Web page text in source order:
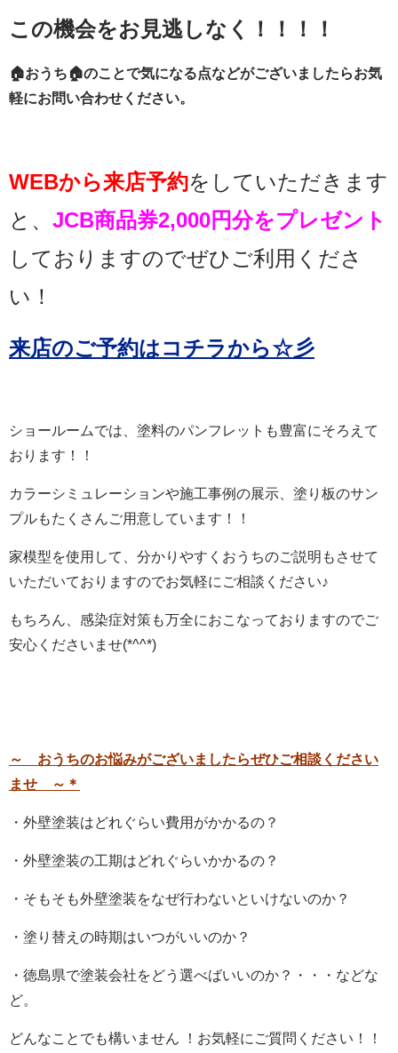
この機会をお見逃しなく！！！！
🏠おうち🏠のことで気になる点などがございましたらお気
軽にお問い合わせください。
WEBから来店予約をしていただきます
と、 JCB商品券2,000円分をプレゼント
しておりますのでぜひご利用くださ
い！
来店のご予約はコチラから☆彡
ショールームでは、塗料のパンフレットも豊富にそろえて
おります！！
カラーシミュレーションや施工事例の展示、塗り板のサン
プルもたくさんご用意しています！！
家模型を使用して、分かりやすくおうちのご説明もさせて
いただいておりますのでお気軽にご相談ください♪
もちろん、感染症対策も万全におこなっておりますのでご
安心くださいませ(*^^*)
～ おうちのお悩みがございましたらぜひご相談ください
ませ ～＊
・外壁塗装はどれぐらい費用がかかるの？
・外壁塗装の工期はどれぐらいかかるの？
・そもそも外壁塗装をなぜ行わないといけないのか？
・塗り替えの時期はいつがいいのか？
・徳島県で塗装会社をどう選べばいいのか？・・・などな
ど。
どんなことでも構いません ！お気軽にご質問ください！！